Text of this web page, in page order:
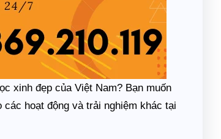
xinh đẹp của Việt Nam? Bạn muốn
hoạt động và trải nghiệm khác tại